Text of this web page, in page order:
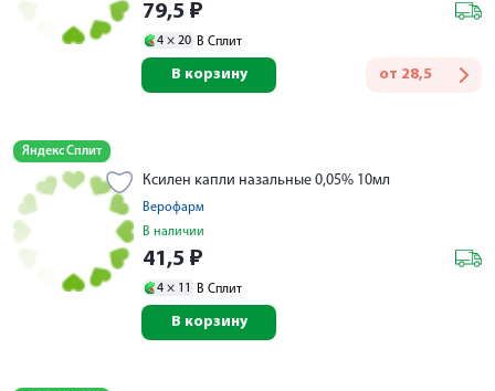
79,5 ₽
4 × 20 В Сплит
от 28,5
В корзину
Яндекс Сплит
Ксилен капли назальные 0,05% 10мл
Верофарм
В наличии
41,5 ₽
4 × 11 В Сплит
В корзину